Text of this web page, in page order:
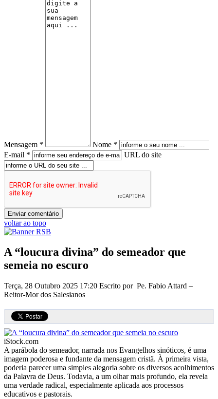
Mensagem *
Nome *
E-mail *
URL do site
voltar ao topo
A “loucura divina” do semeador que
semeia no escuro
Terça, 28 Outubro 2025 17:20 Escrito por Pe. Fabio Attard –
Reitor-Mor dos Salesianos
iStock.com
A parábola do semeador, narrada nos Evangelhos sinóticos, é uma
imagem poderosa e fundante da mensagem cristã. À primeira vista,
poderia parecer uma simples alegoria sobre os diversos acolhimentos
da Palavra de Deus. Todavia, a um olhar mais profundo, ela revela
uma verdade radical, especialmente aplicada aos processos
educativos e pastorais.